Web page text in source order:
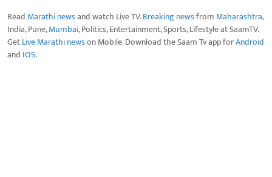
Read Marathi newsand watch Live TV.Breaking newsfrom Maharashtra,
India, Pune,Mumbai, Politics, Entertainment, Sports, Lifestyle at SaamTV.
GetLive Marathi newson Mobile. Download the Saam Tv app forAndroid
and IOS.